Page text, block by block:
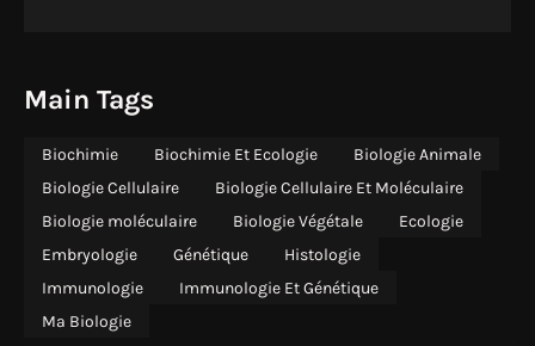
Main Tags
Biochimie Biochimie Et Ecologie
Biologie Animale
Biologie Cellulaire
Biologie Cellulaire Et Moléculaire
Biologie moléculaire
Biologie Végétale
Ecologie
Embryologie
Génétique
Histologie
Immunologie
Immunologie Et Génétique
Ma Biologie